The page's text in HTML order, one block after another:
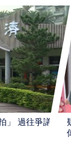
」 過往爭議遭